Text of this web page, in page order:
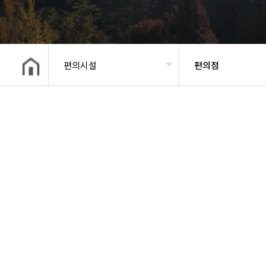
편의시설 편의점